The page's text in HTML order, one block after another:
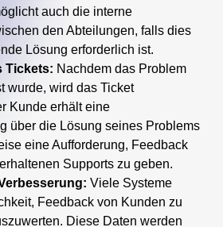
auch die interne
den Abteilungen, falls dies
Lösung erforderlich ist.
Tickets: Nachdem das Problem
wurde, wird das Ticket
Kunde erhält eine
über die Lösung seines Problems
eine Aufforderung, Feedback
Supports zu geben.
Viele Systeme
Feedback von Kunden zu
Diese Daten werden